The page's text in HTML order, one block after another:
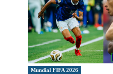
Mundial FIFA 2026